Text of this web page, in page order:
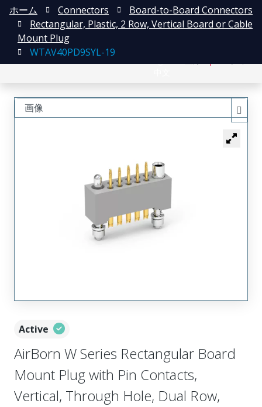
ホーム Connectors
Board-to-Board Connectors
Rectangular, Plastic, 2 Row, Vertical Board or Cable
Mount Plug
WTAV40PD9SYL-19
Active
AirBorn W Series Rectangular Board
Mount Plug with Pin Contacts,
Vertical, Through Hole, Dual Row,
画像